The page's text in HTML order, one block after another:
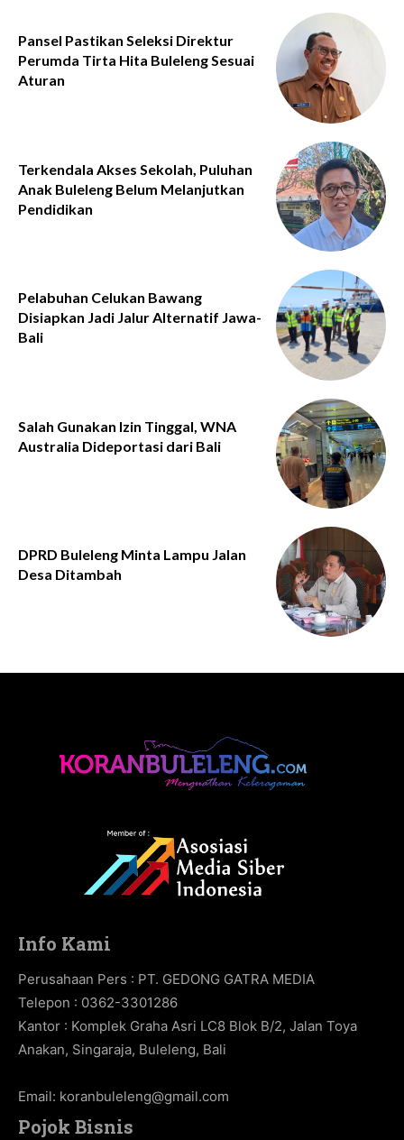
Pansel Pastikan Seleksi Direktur
Perumda Tirta Hita Buleleng Sesuai
Aturan
Terkendala Akses Sekolah, Puluhan
Anak Buleleng Belum Melanjutkan
Pendidikan
Pelabuhan Celukan Bawang
Disiapkan Jadi Jalur Alternatif Jawa-
Bali
Salah Gunakan Izin Tinggal, WNA
Australia Dideportasi dari Bali
DPRD Buleleng Minta Lampu Jalan
Desa Ditambah
Info Kami
Perusahaan Pers : PT. GEDONG GATRA MEDIA
Telepon : 0362-3301286
Kantor : Komplek Graha Asri LC8 Blok B/2, Jalan Toya
Anakan, Singaraja, Buleleng, Bali
Email: koranbuleleng@gmail.com
Pojok Bisnis